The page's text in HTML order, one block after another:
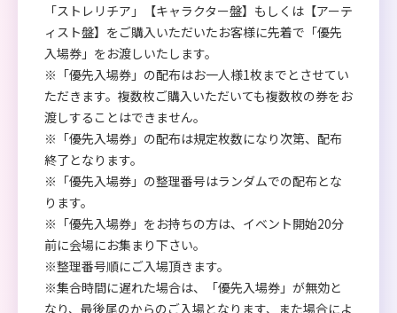
「ストレリチア」【キャラクター盤】もしくは【アーテ
ィスト盤】をご購入いただいたお客様に先着で「優先
入場券」をお渡しいたします。
※「優先入場券」の配布はお一人様1枚までとさせてい
ただきます。複数枚ご購入いただいても複数枚の券をお
渡しすることはできません。
※「優先入場券」の配布は規定枚数になり次第、配布
終了となります。
※「優先入場券」の整理番号はランダムでの配布とな
ります。
※「優先入場券」をお持ちの方は、イベント開始20分
前に会場にお集まり下さい。
※整理番号順にご入場頂きます。
※集合時間に遅れた場合は、「優先入場券」が無効と
なり、最後尾のからのご入場となります、また場合によ